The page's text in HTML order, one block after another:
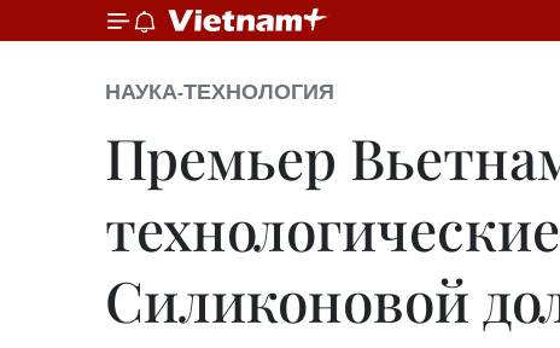
НАУКА-ТЕХНОЛОГИЯ
Премьер
Силиконовой